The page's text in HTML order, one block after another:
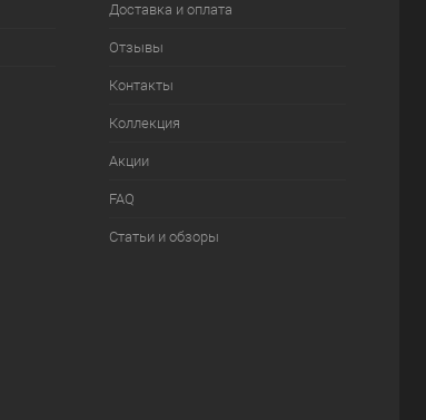
Доставка и оплата
Отзывы
Контакты
Коллекция
Акции
FAQ
Статьи и обзоры